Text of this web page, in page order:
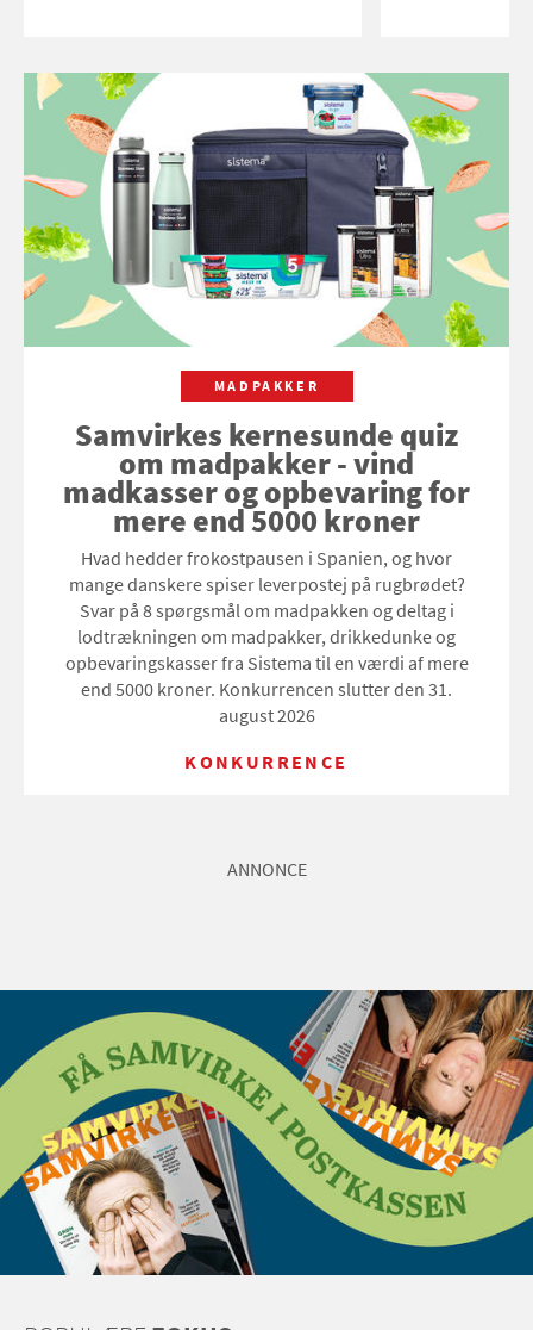
MADPAKKER
Samvirkes kernesunde quiz
om madpakker - vind
madkasser og opbevaring for
mere end 5000 kroner
Hvad hedder frokostpausen i Spanien, og hvor
mange danskere spiser leverpostej på rugbrødet?
Svar på 8 spørgsmål om madpakken og deltag i
lodtrækningen om madpakker, drikkedunke og
opbevaringskasser fra Sistema til en værdi af mere
end 5000 kroner. Konkurrencen slutter den 31.
august 2026
KONKURRENCE
ANNONCE